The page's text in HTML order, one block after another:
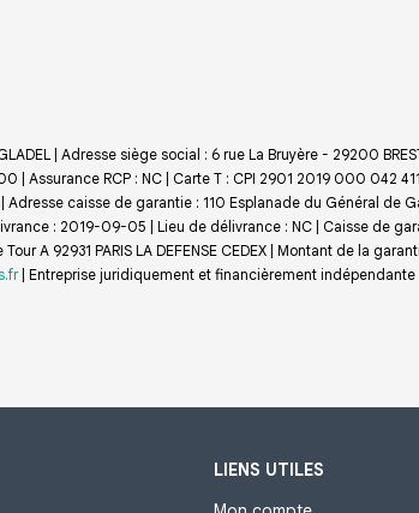
| Adresse siège social : 6 rue La Bruyère - 29200
| Assurance RCP : NC | Carte T : CPI 2901 2019 000 042
caisse de garantie : 110 Esplanade du Général de
: 2019-09-05 | Lieu de délivrance : NC | Caisse de
A 92931 PARIS LA DEFENSE CEDEX | Montant de la
| Entreprise juridiquement et financièrement indépendante
LIENS UTILES